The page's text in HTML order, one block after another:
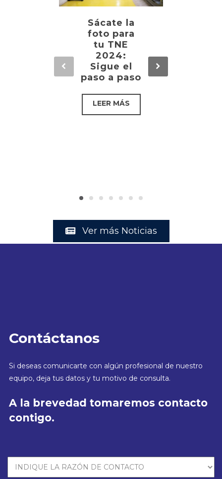
Sácate la
foto para
tu TNE
2024:
Sigue el
paso a paso
Ver más Noticias
Contáctanos
Si deseas comunicarte con algún profesional de nuestro
equipo, deja tus datos y tu motivo de consulta.
A la brevedad tomaremos contacto
contigo.